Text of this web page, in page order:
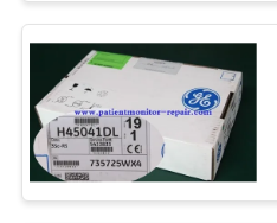
NEWS
PLAN
DU
SITE